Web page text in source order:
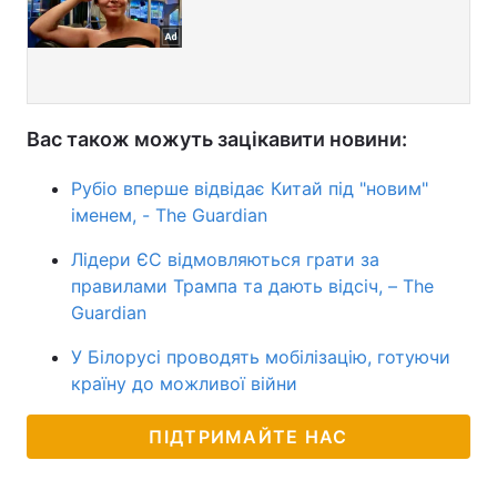
Вас також можуть зацікавити новини:
Рубіо вперше відвідає Китай під "новим"
іменем, - The Guardian
Лідери ЄС відмовляються грати за
правилами Трампа та дають відсіч, – The
Guardian
У Білорусі проводять мобілізацію, готуючи
країну до можливої війни
ПІДТРИМАЙТЕ НАС